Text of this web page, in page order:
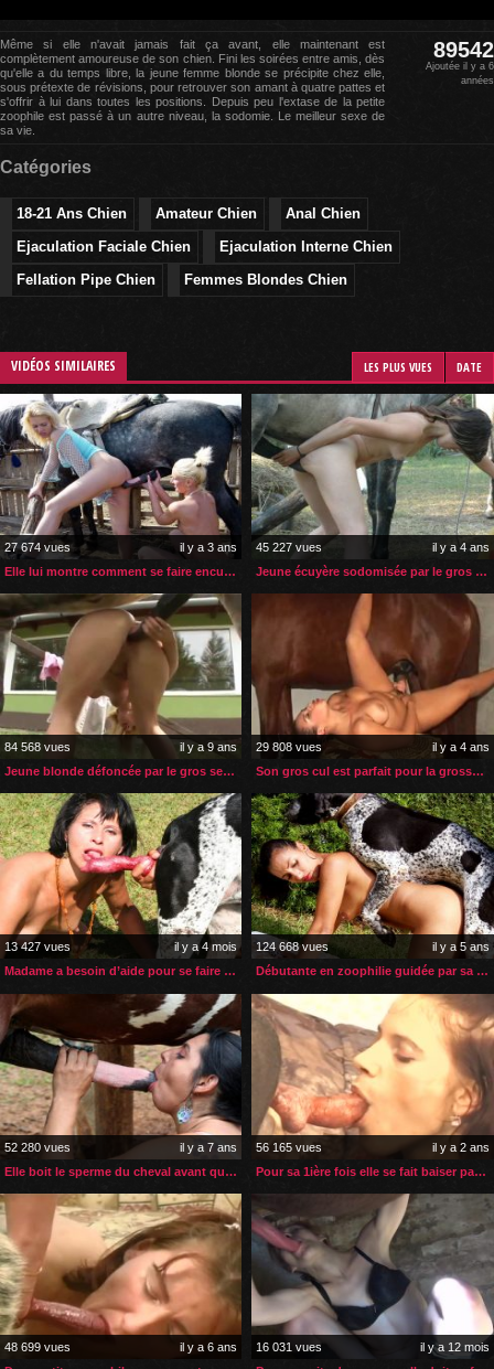
Même si elle n'avait jamais fait ça avant, elle maintenant est
complètement amoureuse de son chien. Fini les soirées entre amis, dès
qu'elle a du temps libre, la jeune femme blonde se précipite chez elle,
sous prétexte de révisions, pour retrouver son amant à quatre pattes et
s'offrir à lui dans toutes les positions. Depuis peu l'extase de la petite
zoophile est passé à un autre niveau, la sodomie. Le meilleur sexe de
sa vie.
89542
Ajoutée il y a 6
années
Catégories
18-21 Ans Chien Amateur Chien
Anal Chien
Ejaculation Faciale Chien
Ejaculation Interne Chien
Fellation Pipe Chien
Femmes Blondes Chien
VIDÉOS SIMILAIRES LES PLUS VUES DATE
27 674 vues
il y a 3 ans
Elle lui montre comment se faire enculer par un cheval
45 227 vues
il y a 4 ans
Jeune écuyère sodomisée par le gros sexe de son cheval
84 568 vues
il y a 9 ans
Jeune blonde défoncée par le gros sexe de son cheval
29 808 vues
il y a 4 ans
Son gros cul est parfait pour la grosse bite de son cheval
13 427 vues
il y a 4 mois
Madame a besoin d’aide pour se faire enculer par son chien
124 668 vues
il y a 5 ans
Débutante en zoophilie guidée par sa belle-mère experte
52 280 vues
il y a 7 ans
Elle boit le sperme du cheval avant qu’il l’encule
56 165 vues
il y a 2 ans
Pour sa 1ière fois elle se fait baiser par le chien de sa sœur
48 699 vues
il y a 6 ans
16 031 vues
il y a 12 mois